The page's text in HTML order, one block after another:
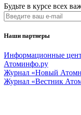
Будьте в курсе всех
Наши партнеры
Информационные
Атоминфо.ру
Журнал «Новый
Журнал «Вестник